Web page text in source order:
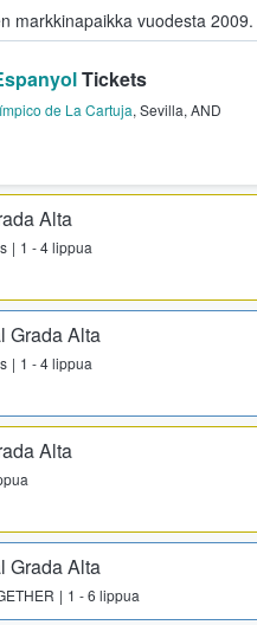
markkinapaikka vuodesta 2009.
ja myyvät lippuja
Tickets
de La Cartuja, Sevilla, AND
Alta
1 - 4 lippua
Grada Alta
1 - 4 lippua
Alta
Grada Alta
1 - 6 lippua